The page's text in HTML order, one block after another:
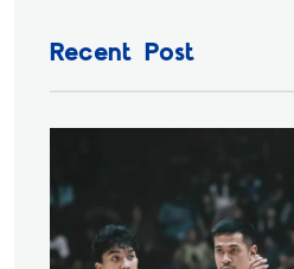
Recent Post